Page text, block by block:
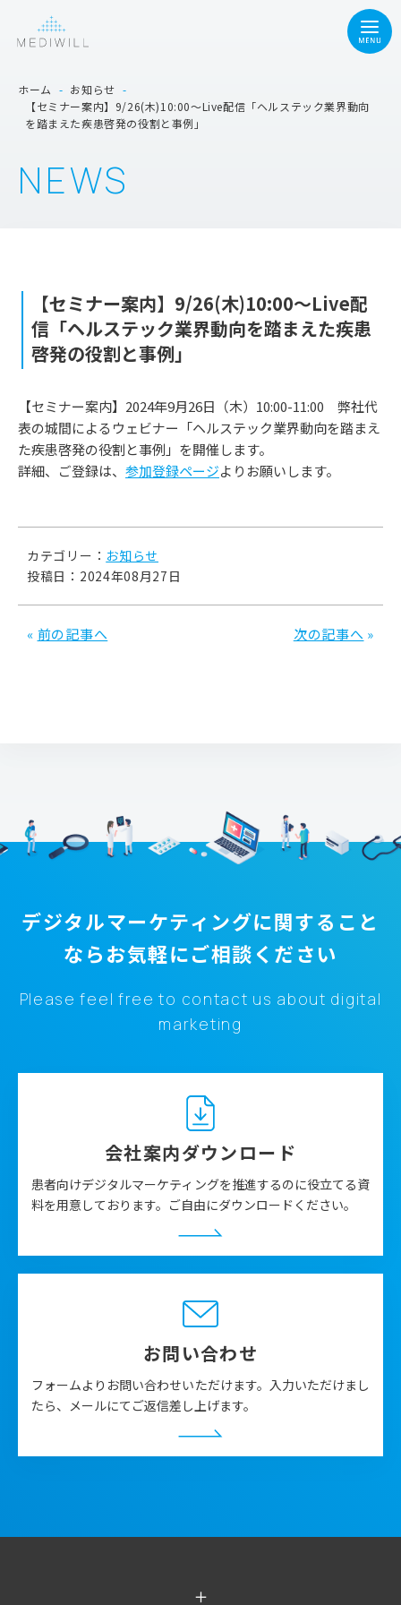
ホーム - お知らせ -
【セミナー案内】9/26(木)10:00～Live配信「ヘルステック業界動向
を踏まえた疾患啓発の役割と事例」
NEWS
【セミナー案内】9/26(木)10:00～Live配
信「ヘルステック業界動向を踏まえた疾患
啓発の役割と事例」
【セミナー案内】2024年9月26日（木）10:00-11:00 弊社代
表の城間によるウェビナー「ヘルステック業界動向を踏まえ
た疾患啓発の役割と事例」を開催します。
詳細、ご登録は、 参加登録ページよりお願いします。
カテゴリー： お知らせ
投稿日：2024年08月27日
« 前の記事へ 次の記事へ »
デジタルマーケティングに関すること
ならお気軽にご相談ください
Please feel free to contact us about digital
marketing
会社案内ダウンロード
患者向けデジタルマーケティングを推進するのに役立てる資
料を用意しております。ご自由にダウンロードください。
お問い合わせ
フォームよりお問い合わせいただけます。入力いただけまし
たら、メールにてご返信差し上げます。